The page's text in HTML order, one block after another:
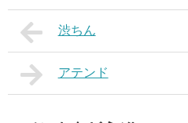
渋ちん
アテンド